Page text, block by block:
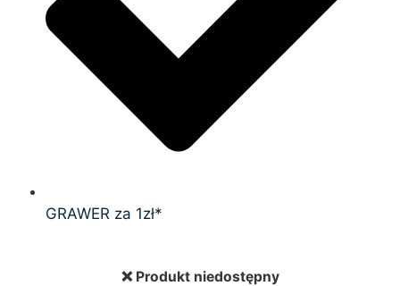
GRAWER za 1zł*
❌ Produkt niedostępny